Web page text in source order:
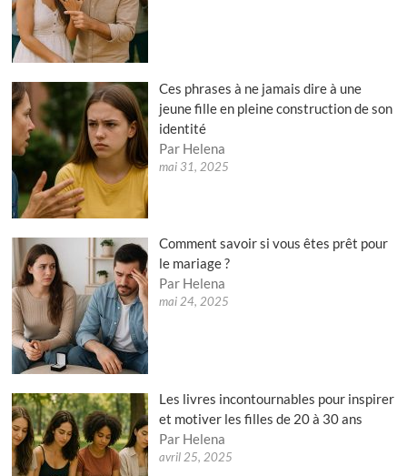
Ces phrases à ne jamais dire à une
jeune fille en pleine construction de son
identité
Par Helena
mai 31, 2025
Comment savoir si vous êtes prêt pour
le mariage ?
Par Helena
mai 24, 2025
Les livres incontournables pour inspirer
et motiver les filles de 20 à 30 ans
Par Helena
avril 25, 2025